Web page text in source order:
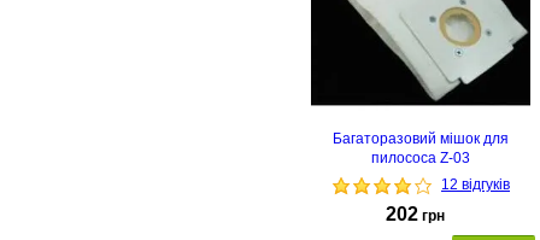
Багаторазовий мішок для
пилососа Z-03
12 відгуків
202 грн